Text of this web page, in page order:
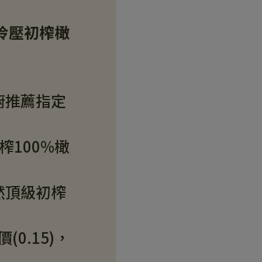
壓初榨橄
薦指定
100%橄
頂級初榨
(0.15)，